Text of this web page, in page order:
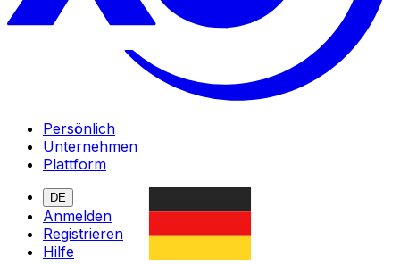
Persönlich
Unternehmen
Plattform
DE
Anmelden
Registrieren
Hilfe